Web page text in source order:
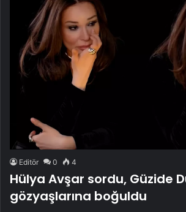
Editör 0 4
Hülya Avşar sordu, Güzide
gözyaşlarına boğuldu